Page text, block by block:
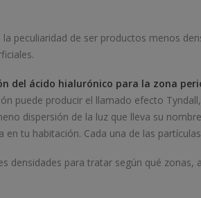
la peculiaridad de ser productos menos
del ácido hialurónico para la zona
puede producir el llamado efecto
dispersión de la luz que lleva su
en tu habitación. Cada una de las
densidades para tratar según qué